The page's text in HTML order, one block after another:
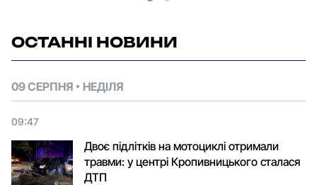
ОСТАННІ НОВИНИ
09 СЕРПНЯ НЕДІЛЯ
09:47
Двоє підлітків на мотоциклі отримали
травми: у центрі Кропивницького сталася
ДТП